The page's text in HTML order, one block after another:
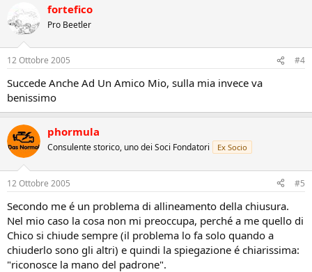
fortefico
Pro Beetler
12 Ottobre 2005 #4
Succede Anche Ad Un Amico Mio, sulla mia invece va
benissimo
phormula
Consulente storico, uno dei Soci Fondatori Ex Socio
12 Ottobre 2005 #5
Secondo me é un problema di allineamento della chiusura.
Nel mio caso la cosa non mi preoccupa, perché a me quello di
Chico si chiude sempre (il problema lo fa solo quando a
chiuderlo sono gli altri) e quindi la spiegazione é chiarissima:
"riconosce la mano del padrone".